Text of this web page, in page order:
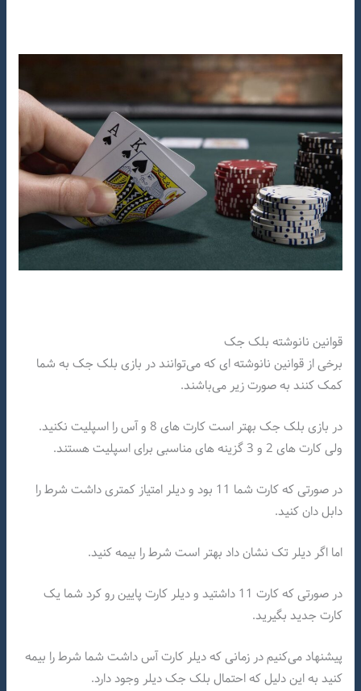
قوانین نانوشته بلک جک
برخی از قوانین نانوشته ای که می‌توانند در بازی بلک جک به شما
کمک کنند به صورت زیر می‌باشند.
در بازی بلک جک بهتر است کارت های 8 و آس را اسپلیت نکنید.
ولی کارت های 2 و 3 گزینه های مناسبی برای اسپلیت هستند.
در صورتی که کارت شما 11 بود و دیلر امتیاز کمتری داشت شرط را
دابل دان کنید.
اما اگر دیلر تک نشان داد بهتر است شرط را بیمه کنید.
در صورتی که کارت 11 داشتید و دیلر کارت پایین رو کرد شما یک
کارت جدید بگیرید.
پیشنهاد می‌کنیم در زمانی که دیلر کارت آس داشت شما شرط را بیمه
کنید به این دلیل که احتمال بلک جک دیلر وجود دارد‌.